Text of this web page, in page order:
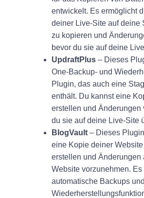
entwickelt. Es ermöglicht
deiner Live-Site auf deine
zu kopieren und
bevor du sie auf deine
UpdraftPlus – Dieses
One-Backup- und
Plugin, das auch eine
enthält. Du kannst eine
erstellen und Änderungen
du sie auf deine Live-Site
BlogVault – Dieses
eine Kopie deiner
erstellen und Änderungen
Website vorzunehmen. Es
automatische Backups und